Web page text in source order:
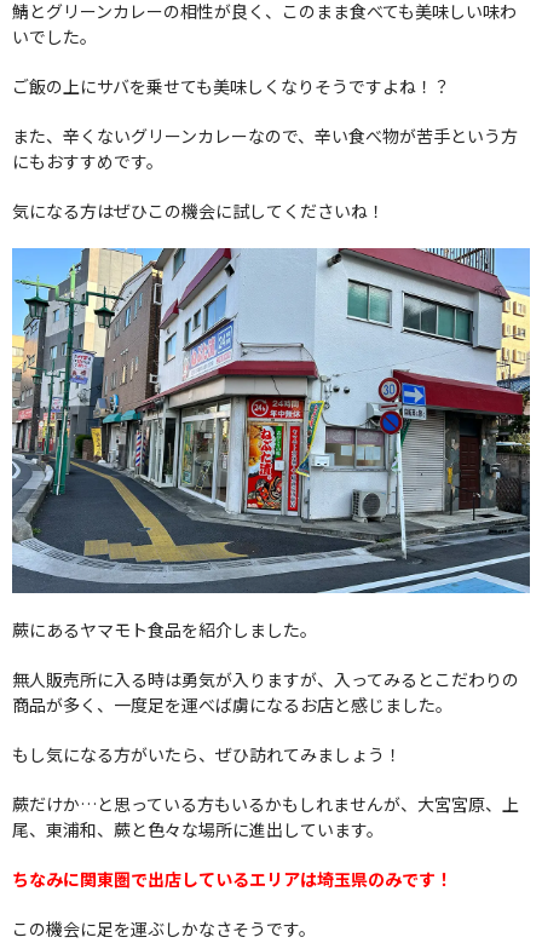
鯖とグリーンカレーの相性が良く、このまま食べても美味しい味わ
いでした。
ご飯の上にサバを乗せても美味しくなりそうですよね！？
また、辛くないグリーンカレーなので、辛い食べ物が苦手という方
にもおすすめです。
気になる方はぜひこの機会に試してくださいね！
蕨にあるヤマモト食品を紹介しました。
無人販売所に入る時は勇気が入りますが、入ってみるとこだわりの
商品が多く、一度足を運べば虜になるお店と感じました。
もし気になる方がいたら、ぜひ訪れてみましょう！
蕨だけか…と思っている方もいるかもしれませんが、大宮宮原、上
尾、東浦和、蕨と色々な場所に進出しています。
ちなみに関東圏で出店しているエリアは埼玉県のみです！
この機会に足を運ぶしかなさそうです。